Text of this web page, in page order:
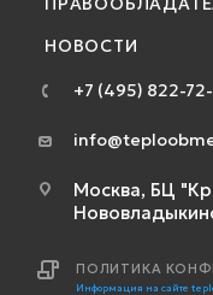
НОВОСТИ
+7 (495) 822-
Москва, БЦ
ПОЛИТИКА
Информация на сайте